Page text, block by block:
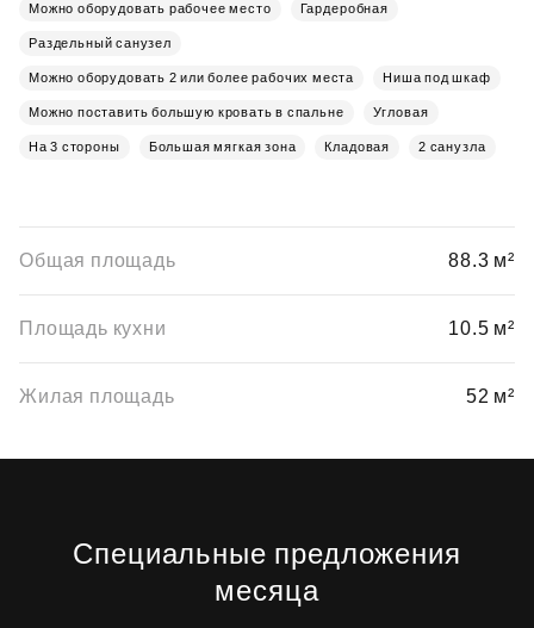
Можно оборудовать рабочее место Гардеробная
Раздельный санузел
Можно оборудовать 2 или более рабочих места Ниша под шкаф
Можно поставить большую кровать в спальне Угловая
На 3 стороны Большая мягкая зона Кладовая 2 санузла
Общая площадь 88.3 м²
Площадь кухни 10.5 м²
Жилая площадь 52 м²
Специальные предложения
месяца